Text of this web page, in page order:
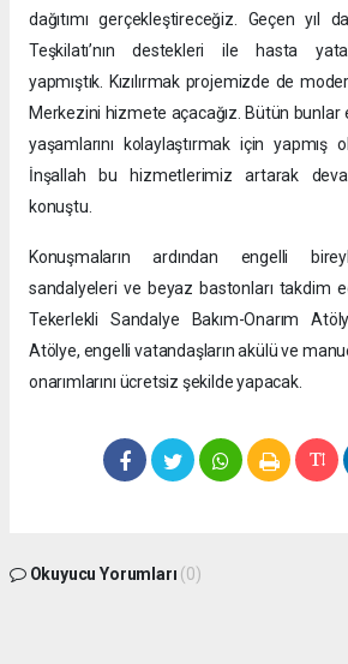
dağıtımı gerçekleştireceğiz. Geçen yıl
Teşkilatı’nın destekleri ile hasta
yapmıştık. Kızılırmak projemizde de
Merkezini hizmete açacağız. Bütün
yaşamlarını kolaylaştırmak için yapmış
İnşallah bu hizmetlerimiz artarak
konuştu.
Konuşmaların ardından engelli
sandalyeleri ve beyaz bastonları takdim
Tekerlekli Sandalye Bakım-Onarım
Atölye, engelli vatandaşların akülü ve
onarımlarını ücretsiz şekilde yapacak.
Okuyucu Yorumları (0)